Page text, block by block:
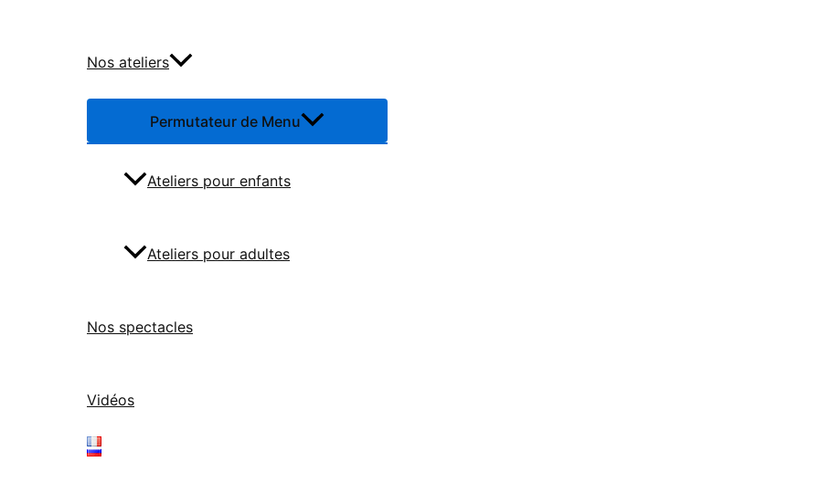
Nos ateliers
Permutateur de Menu
Ateliers pour enfants
Ateliers pour adultes
Nos spectacles
Vidéos